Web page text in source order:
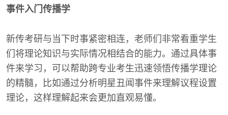
事件入门传播学
新传考研与当下时事紧密相连，老师们非常看重学生
们将理论知识与实际情况相结合的能力。通过具体事
件来学习，可以帮助跨专业考生迅速领悟传播学理论
的精髓，比如通过分析明星丑闻事件来理解议程设置
理论，这样理解起来会更加直观易懂。